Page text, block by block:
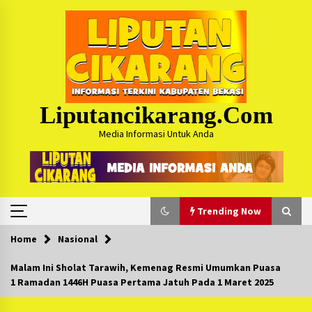
Liputancikarang.com
Media Informasi Untuk Anda
Trending Now
Trending Now
Home Nasional
Malam Ini Sholat Tarawih, Kemenag Resmi Umumkan Puasa
1 Ramadan 1446H Puasa Pertama Jatuh Pada 1 Maret 2025